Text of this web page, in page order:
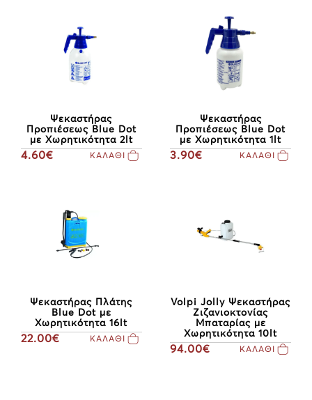
Ψεκαστήρας
Προπιέσεως Blue Dot
με Χωρητικότητα 2lt
4.60€ ΚΑΛΑΘΙ
Ψεκαστήρας
Προπιέσεως Blue Dot
με Χωρητικότητα 1lt
3.90€ ΚΑΛΑΘΙ
Ψεκαστήρας Πλάτης
Blue Dot με
Χωρητικότητα 16lt
22.00€ ΚΑΛΑΘΙ
Volpi Jolly Ψεκαστήρας
Ζιζανιοκτονίας
Μπαταρίας με
Χωρητικότητα 10lt
94.00€ ΚΑΛΑΘΙ